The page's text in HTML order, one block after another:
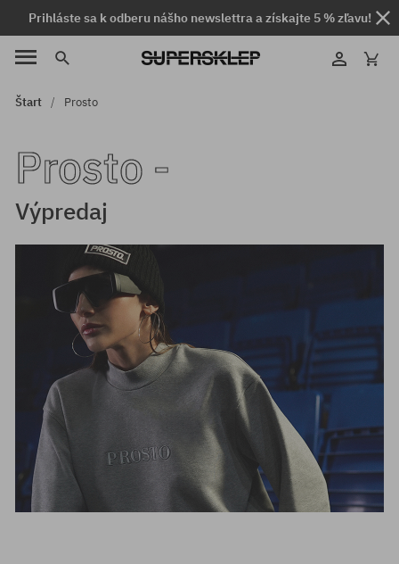
Prihláste sa k odberu nášho newslettra a získajte 5 % zľavu!
Štart Prosto
Prosto -
Výpredaj